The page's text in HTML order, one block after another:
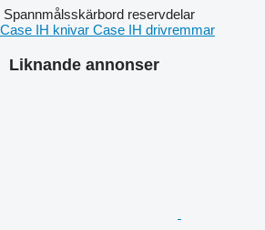
Liknande annonser
Spannmålsskärbord reservdelar
Case IH knivar Case IH drivremmar